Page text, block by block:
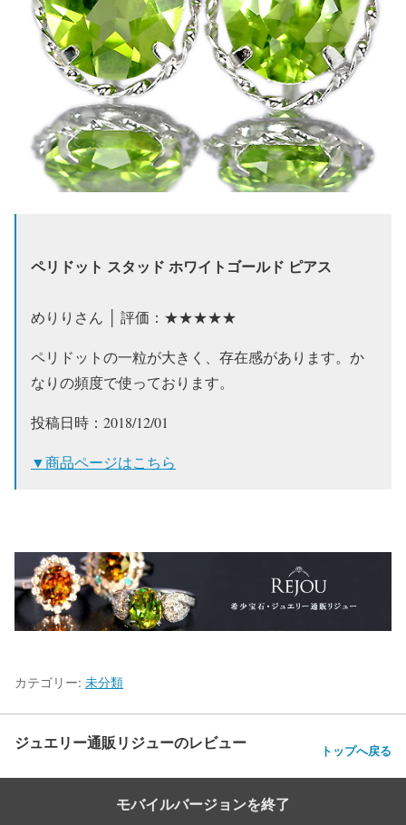
ペリドット スタッド ホワイトゴールド ピアス
めりりさん │ 評価：★★★★★
ペリドットの一粒が大きく、存在感があります。か
なりの頻度で使っております。
投稿日時：2018/12/01
▼商品ページはこちら
カテゴリー: 未分類
ジュエリー通販リジューのレビュー トップへ戻る
モバイルバージョンを終了